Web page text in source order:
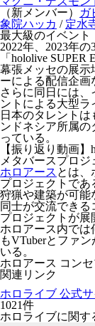
（新メンバー）
ガ
象院ハッカ / 定水
最大級のイベント
2022年、2023年
「hololive SUPER
幕張メッセの展示
ーによる配信企画
さらに同日には
ントによる大型ラ
日本のタレントは
ンドネシア所属
っている。
【振り返り動画】
メタバースプロジ
ホロアース とは、
プロジェクトであ
狩猟や建築が可能
同士が交流でき
プロジェクトが展
ホロアース内で
もVTuberとファ
いる。
ホロアース コン
関連リンク
ホロライブ 公式サ
1021件
ホロライブに関す